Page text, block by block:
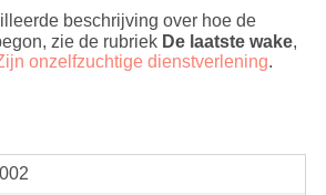
beschrijving over hoe de
zie de rubriek De laatste wake,
onzelfzuchtige dienstverlening.